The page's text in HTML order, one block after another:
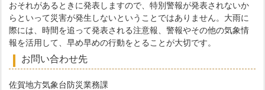
おそれがあるときに発表しますので、特別警報が発表されないか
らといって災害が発生しないということではありません。大雨に
際には、時間を追って発表される注意報、警報やその他の気象情
報を活用して、早め早めの行動をとることが大切です。
お問い合わせ先
佐賀地方気象台防災業務課